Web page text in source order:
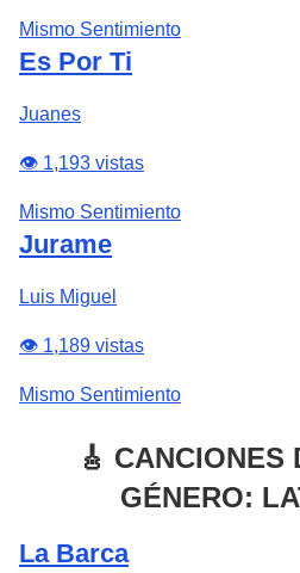
Mismo Sentimiento
Es Por Ti
Juanes
👁️ 1,193 vistas
Mismo Sentimiento
Jurame
Luis Miguel
👁️ 1,189 vistas
Mismo Sentimiento
🎸 CANCIONES
GÉNERO:
La Barca